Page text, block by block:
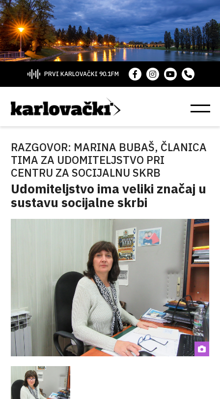
PRVI KARLOVAČKI 90.1FM
RAZGOVOR: MARINA BUBAŠ, ČLANICA
TIMA ZA UDOMITELJSTVO PRI
CENTRU ZA SOCIJALNU SKRB
Udomiteljstvo ima veliki značaj u
sustavu socijalne skrbi